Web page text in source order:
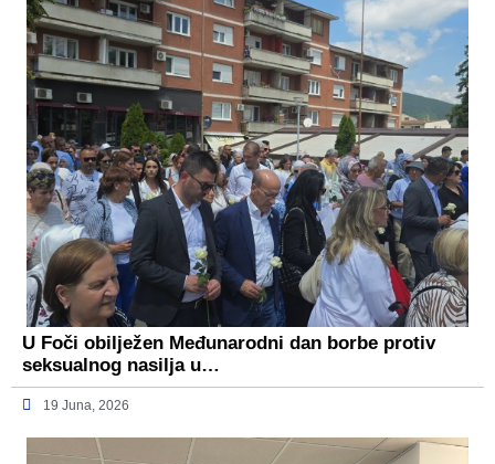
U Foči obilježen Međunarodni dan borbe protiv
seksualnog nasilja u…
19 Juna, 2026